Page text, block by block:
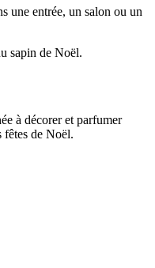
une entrée, un salon ou un
sapin de Noël.
à décorer et parfumer
fêtes de Noël.